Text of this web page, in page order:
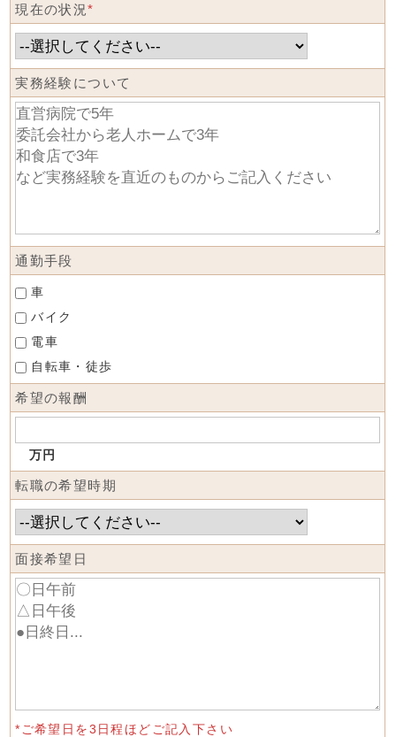
現在の状況*
実務経験について
通勤手段
車
バイク
電車
自転車・徒歩
希望の報酬
万円
転職の希望時期
面接希望日
*ご希望日を3日程ほどご記入下さい